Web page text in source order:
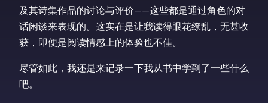
及其诗集作品的讨论与评价——这些都是通过角色的对
话闲谈来表现的。这实在是让我读得眼花缭乱，无甚收
获，即便是阅读情感上的体验也不佳。
尽管如此，我还是来记录一下我从书中学到了一些什么
吧。